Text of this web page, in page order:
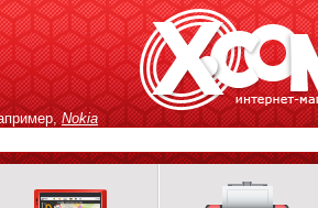
Nokia